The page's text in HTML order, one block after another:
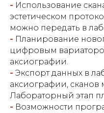
- Использование
эстетическом
можно передать в
- Планирование
цифровым
аксиографии.
- Экспорт данных в
аксиографии, сканов
Лабораторный этап
- Возможности